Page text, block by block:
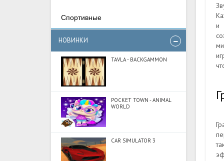
Спортивные
НОВИНКИ
TAVLA - BACKGAMMON
POCKET TOWN - ANIMAL
WORLD
CAR SIMULATOR 3
и